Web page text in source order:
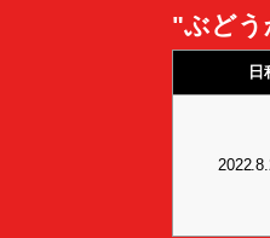
"ぶどう
日